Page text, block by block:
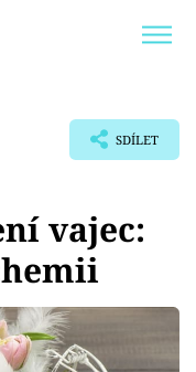
SDÍLET
vajec: